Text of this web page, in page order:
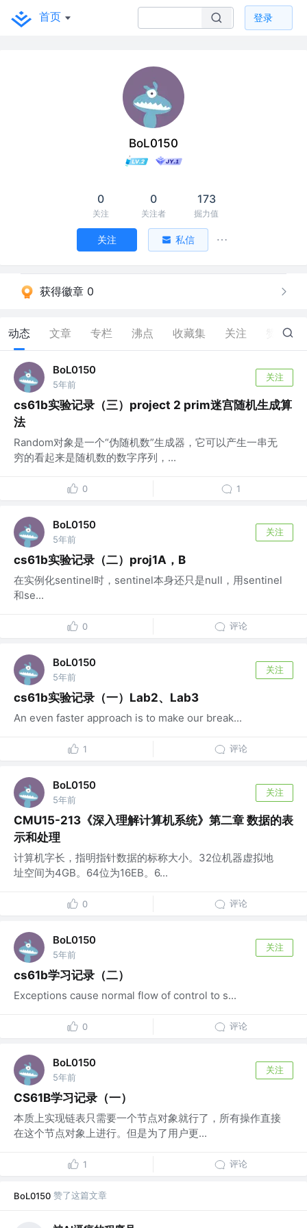
首页 登录
BoL0150
0
关注
0
关注者
173
掘力值
关注 私信
获得徽章 0
动态 文章 专栏 沸点 收藏集 关注 1
BoL0150
5年前
关注
cs61b实验记录（三）project 2 prim迷宫随机生成算
法
Random对象是一个“伪随机数”生成器，它可以产生一串无
穷的看起来是随机数的数字序列，...
0 1
BoL0150
5年前
关注
cs61b实验记录（二）proj1A，B
在实例化sentinel时，sentinel本身还只是null，用sentinel
和se...
0 评论
BoL0150
5年前
关注
cs61b实验记录（一）Lab2、Lab3
An even faster approach is to make our break...
1 评论
BoL0150
5年前
关注
CMU15-213《深入理解计算机系统》第二章 数据的表
示和处理
计算机字长，指明指针数据的标称大小。32位机器虚拟地
址空间为4GB。64位为16EB。6...
0 评论
BoL0150
5年前
关注
cs61b学习记录（二）
Exceptions cause normal flow of control to s...
0 评论
BoL0150
5年前
关注
CS61B学习记录（一）
本质上实现链表只需要一个节点对象就行了，所有操作直接
在这个节点对象上进行。但是为了用户更...
1 评论
BoL0150 赞了这篇文章